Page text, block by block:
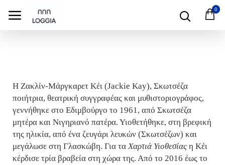
0
Η Ζακλίν-Μάργκαρετ Κέι (Jackie Kay), Σκωτσέζα
ποιήτρια, θεατρική συγγραφέας και μυθιστοριογράφος,
γεννήθηκε στο Εδιμβούργο το 1961, από Σκωτσέζα
μητέρα και Νιγηριανό πατέρα. Υιοθετήθηκε, στη βρεφική
της ηλικία, από ένα ζευγάρι λευκών (Σκωτσέζων) και
μεγάλωσε στη Γλασκώβη. Για ταΧαρτιά Υιοθεσίας η Κέι
κέρδισε τρία βραβεία στη χώρα της. Από το 2016 έως το